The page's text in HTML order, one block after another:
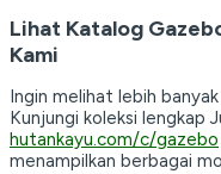
Lihat Katalog
Kami
Ingin melihat lebih
Kunjungi koleksi lengkap
hutankayu.com/c/gazebo
menampilkan berbagai